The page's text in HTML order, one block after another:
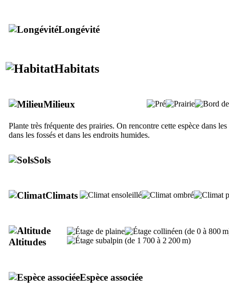
Longévité
Habitats
Milieux
Plante très fréquente des prairies. On rencontre cette espèce dans
dans les fossés et dans les endroits humides.
Sols
Climats
Altitudes
Espèce associée